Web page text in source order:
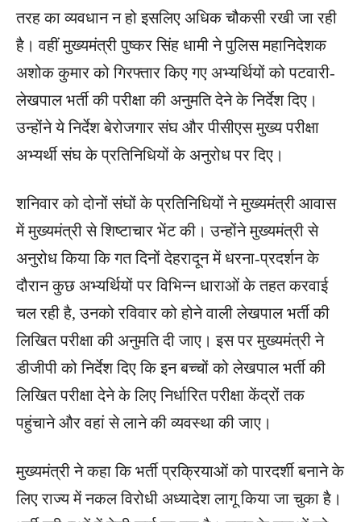
तरह का व्यवधान न हो इसलिए अधिक चौकसी रखी जा रही
है। वहीं मुख्यमंत्री पुष्कर सिंह धामी ने पुलिस महानिदेशक
अशोक कुमार को गिरफ्तार किए गए अभ्यर्थियों को पटवारी-
लेखपाल भर्ती की परीक्षा की अनुमति देने के निर्देश दिए।
उन्होंने ये निर्देश बेरोजगार संघ और पीसीएस मुख्य परीक्षा
अभ्यर्थी संघ के प्रतिनिधियों के अनुरोध पर दिए।
शनिवार को दोनों संघों के प्रतिनिधियों ने मुख्यमंत्री आवास
में मुख्यमंत्री से शिष्टाचार भेंट की। उन्होंने मुख्यमंत्री से
अनुरोध किया कि गत दिनों देहरादून में धरना-प्रदर्शन के
दौरान कुछ अभ्यर्थियों पर विभिन्न धाराओं के तहत करवाई
चल रही है, उनको रविवार को होने वाली लेखपाल भर्ती की
लिखित परीक्षा की अनुमति दी जाए। इस पर मुख्यमंत्री ने
डीजीपी को निर्देश दिए कि इन बच्चों को लेखपाल भर्ती की
लिखित परीक्षा देने के लिए निर्धारित परीक्षा केंद्रों तक
पहुंचाने और वहां से लाने की व्यवस्था की जाए।
मुख्यमंत्री ने कहा कि भर्ती प्रक्रियाओं को पारदर्शी बनाने के
लिए राज्य में नकल विरोधी अध्यादेश लागू किया जा चुका है।